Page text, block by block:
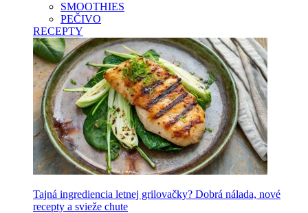
SMOOTHIES
PEČIVO
RECEPTY
Tajná ingrediencia letnej grilovačky? Dobrá nálada, nové
recepty a svieže chute